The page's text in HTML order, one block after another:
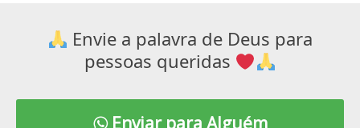
Envie a palavra de Deus para
pessoas queridas
Enviar para Alguém